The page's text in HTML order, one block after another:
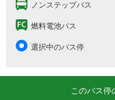
ノンステップバス
燃料電池バス
選択中のバス停
このバス停